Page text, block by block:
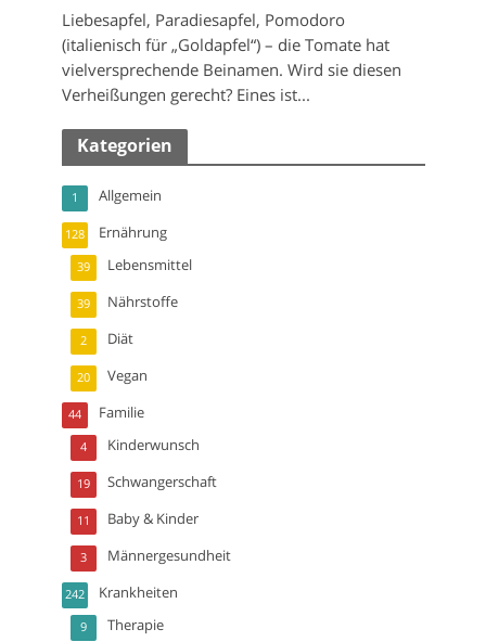
Liebesapfel, Paradiesapfel, Pomodoro
(italienisch für „Goldapfel“) – die Tomate hat
vielversprechende Beinamen. Wird sie diesen
Verheißungen gerecht? Eines ist...
Kategorien
Allgemein
1
Ernährung
128
Lebensmittel
39
Nährstoffe
39
Diät
2
Vegan
20
Familie
44
Kinderwunsch
4
Schwangerschaft
19
Baby & Kinder
11
Männergesundheit
3
Krankheiten
242
Therapie
9